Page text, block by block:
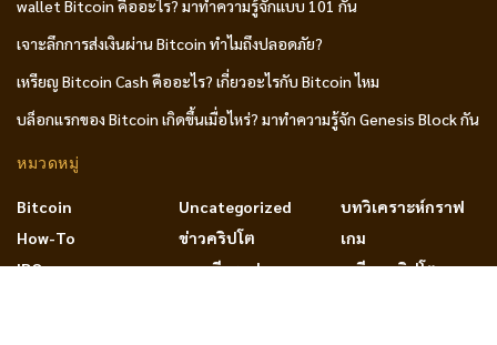
wallet Bitcoin คืออะไร? มาทำความรู้จักแบบ 101 กัน
เจาะลึกการส่งเงินผ่าน Bitcoin ทำไมถึงปลอดภัย?
เหรียญ Bitcoin Cash คืออะไร? เกี่ยวอะไรกับ Bitcoin ไหม
บล็อกแรกของ Bitcoin เกิดขึ้นเมื่อไหร่? มาทำความรู้จัก Genesis Block กัน
หมวดหมู่
Bitcoin
How-To
IDO
Uncategorized
ข่าวคริปโต
ทฤษฎีกราฟ
บทวิเคราะห์กราฟ
เกม
เหรียญคริปโต